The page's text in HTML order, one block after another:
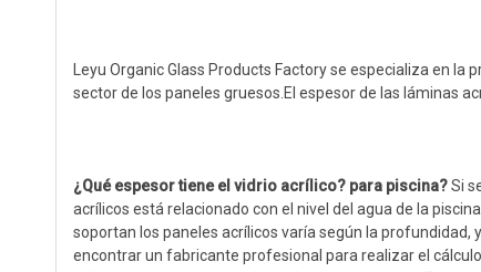
Leyu Organic Glass Products Factory se especializa en
sector de los paneles gruesos.El espesor de las láminas
¿Qué espesor tiene el vidrio acrílico? para piscina?Si
acrílicos está relacionado con el nivel del agua de la
soportan los paneles acrílicos varía según la profundidad,
encontrar un fabricante profesional para realizar el